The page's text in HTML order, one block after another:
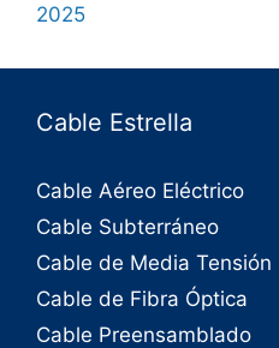
2025
Cable Estrella
Cable Aéreo Eléctrico
Cable Subterráneo
Cable de Media Tensión
Cable de Fibra Óptica
Cable Preensamblado